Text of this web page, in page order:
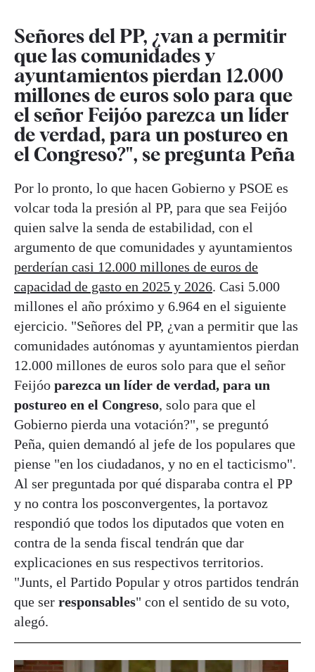
Señores del PP, ¿van a permitir
que las comunidades y
ayuntamientos pierdan 12.000
millones de euros solo para que
el señor Feijóo parezca un líder
de verdad, para un postureo en
el Congreso?", se pregunta Peña
Por lo pronto, lo que hacen Gobierno y PSOE es
volcar toda la presión al PP, para que sea Feijóo
quien salve la senda de estabilidad, con el
argumento de que comunidades y ayuntamientos
perderían casi 12.000 millones de euros de
capacidad de gasto en 2025 y 2026. Casi 5.000
millones el año próximo y 6.964 en el siguiente
ejercicio. "Señores del PP, ¿van a permitir que las
comunidades autónomas y ayuntamientos pierdan
12.000 millones de euros solo para que el señor
Feijóo parezca un líder de verdad, para un
postureo en el Congreso, solo para que el
Gobierno pierda una votación?", se preguntó
Peña, quien demandó al jefe de los populares que
piense "en los ciudadanos, y no en el tacticismo".
Al ser preguntada por qué disparaba contra el PP
y no contra los posconvergentes, la portavoz
respondió que todos los diputados que voten en
contra de la senda fiscal tendrán que dar
explicaciones en sus respectivos territorios.
"Junts, el Partido Popular y otros partidos tendrán
que ser responsables" con el sentido de su voto,
alegó.